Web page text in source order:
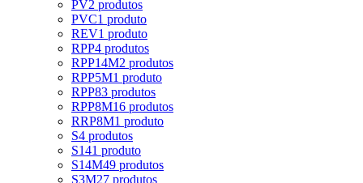
PV2 produtos
PVC1 produto
REV1 produto
RPP4 produtos
RPP14M2 produtos
RPP5M1 produto
RPP83 produtos
RPP8M16 produtos
RRP8M1 produto
S4 produtos
S141 produto
S14M49 produtos
S3M27 produtos